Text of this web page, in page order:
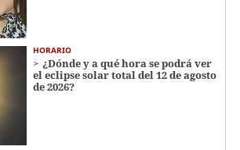
HORARIO
¿Dónde y a qué hora se podrá ver
el eclipse solar total del 12 de agosto
de 2026?